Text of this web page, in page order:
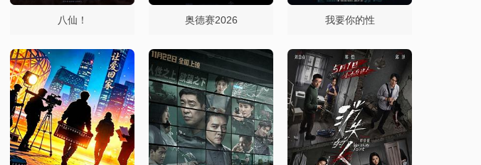
八仙！ 奥德赛2026 我要你的性